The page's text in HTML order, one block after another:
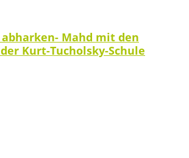
Mahd mit den
Kurt-Tucholsky-Schule